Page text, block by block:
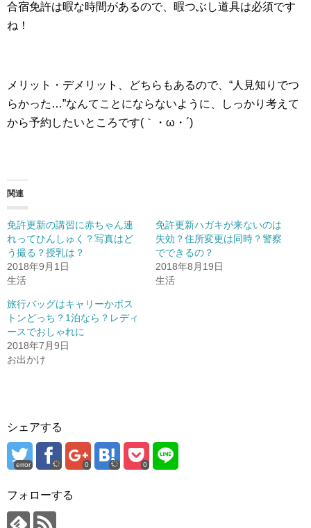
合宿免許は暇な時間があるので、暇つぶし道具は必須です
ね！
メリット・デメリット、どちらもあるので、“人見知りでつ
らかった…”なんてことにならないように、しっかり考えて
から予約したいところです(｀・ω・´)
関連
免許更新の講習に赤ちゃん連
れってひんしゅく？写真はど
う撮る？授乳は？
2018年9月1日
生活
免許更新ハガキが来ないのは
失効？住所変更は同時？警察
でできるの？
2018年8月19日
生活
旅行バッグはキャリーかボス
トンどっち？1泊なら？レディ
ースでおしゃれに
2018年7月9日
お出かけ
シェアする
error 0 0
フォローする